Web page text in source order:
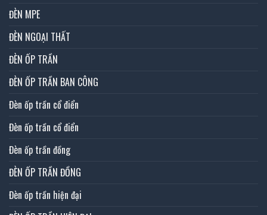
ĐÈN MPE
ĐÈN NGOẠI THẤT
ĐÈN ỐP TRẦN
ĐÈN ỐP TRẦN BAN CÔNG
Đèn ốp trần cổ điển
Đèn ốp trần cổ điển
Đèn ốp trần đồng
ĐÈN ỐP TRẦN ĐỒNG
Đèn ốp trần hiện đại